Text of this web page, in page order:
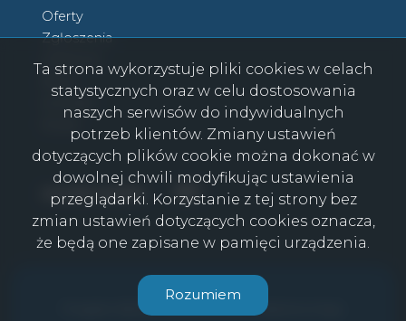
Oferty
Zgłoszenia
Kontakt
social media Facebook
Facebook
CasaViva © 2026
Program dla biur nieruchomości
Galactica Virgo
Ta strona wykorzystuje pliki cookies w celach
statystycznych oraz w celu dostosowania
naszych serwisów do indywidualnych
potrzeb klientów. Zmiany ustawień
dotyczących plików cookie można dokonać w
dowolnej chwili modyfikując ustawienia
przeglądarki. Korzystanie z tej strony bez
zmian ustawień dotyczących cookies oznacza,
że będą one zapisane w pamięci urządzenia.
Rozumiem